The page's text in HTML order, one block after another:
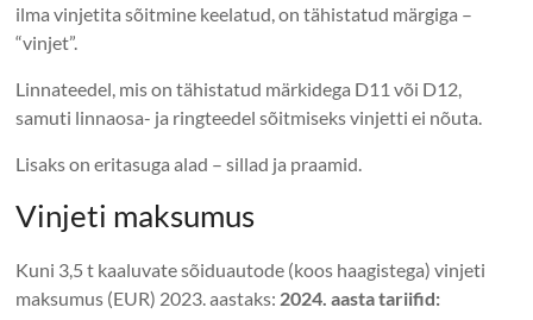
ilma vinjetita sõitmine keelatud, on tähistatud märgiga –
“vinjet”.
Linnateedel, mis on tähistatud märkidega D11 või D12,
samuti linnaosa- ja ringteedel sõitmiseks vinjetti ei nõuta.
Lisaks on eritasuga alad – sillad ja praamid.
Vinjeti maksumus
Kuni 3,5 t kaaluvate sõiduautode (koos haagistega) vinjeti
maksumus (EUR) 2023. aastaks: 2024. aasta tariifid: